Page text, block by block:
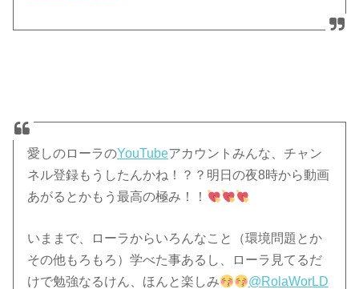
愛しのローラのYouTubeアカウントみんな、チャン
ネル登録もうしたんかね！？？明日の夜8時から動画
あがるとかもう最高の極み！！
いままで、ローラからいろんなこと（環境問題とか
その他もろもろ）学べた事あるし、ローラ見てるだ
けで勉強なるけん、ほんと楽しみ
@RolaWorLD